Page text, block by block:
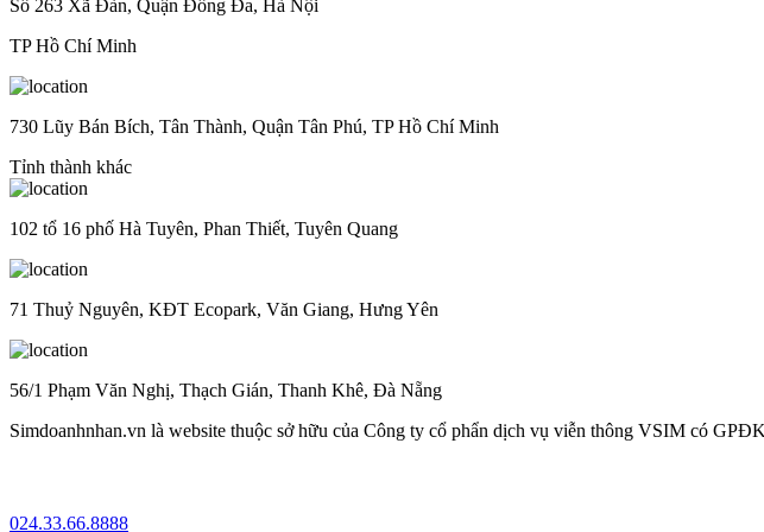
Số 263 Xã Đàn, Quận Đống Đa, Hà Nội
TP Hồ Chí Minh
730 Lũy Bán Bích, Tân Thành, Quận Tân Phú, TP Hồ Chí Minh
Tỉnh thành khác
102 tổ 16 phố Hà Tuyên, Phan Thiết, Tuyên Quang
71 Thuỷ Nguyên, KĐT Ecopark, Văn Giang, Hưng Yên
56/1 Phạm Văn Nghị, Thạch Gián, Thanh Khê, Đà Nẵng
Simdoanhnhan.vn là website thuộc sở hữu của Công ty cổ phẩn dịch vụ viễn thông VSIM có
024.33.66.8888